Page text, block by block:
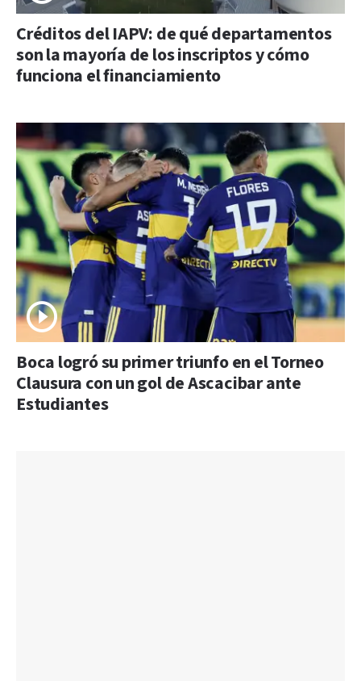
Créditos del IAPV: de qué departamentos
son la mayoría de los inscriptos y cómo
funciona el financiamiento
Boca logró su primer triunfo en el Torneo
Clausura con un gol de Ascacibar ante
Estudiantes